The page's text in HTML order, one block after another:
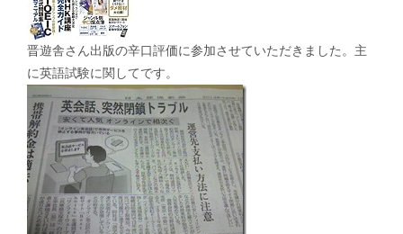
晋遊舎さん出版の辛口評価に参加させていただきました。主
に英語試験に関してです。